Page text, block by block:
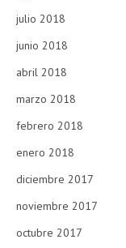
julio 2018
junio 2018
abril 2018
marzo 2018
febrero 2018
enero 2018
diciembre 2017
noviembre 2017
octubre 2017